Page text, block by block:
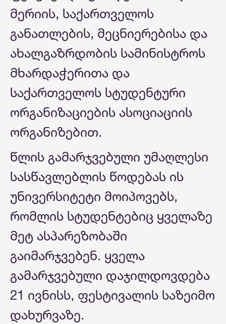
მერიის, საქართველოს
განათლების, მეცნიერებისა და
ახალგაზრდობის სამინისტროს
მხარდაჭერითა და
საქართველოს სტუდენტური
ორგანიზაციების ასოციაციის
ორგანიზებით.
წლის გამარჯვებული უმაღლესი
სასწავლებლის წოდებას ის
უნივერსიტეტი მოიპოვებს,
რომლის სტუდენტებიც ყველაზე
მეტ ასპარეზობაში
გაიმარჯვებენ. ყველა
გამარჯვებული დაჯილდოვდება
21 ივნისს, ფესტივალის საზეიმო
დახურვაზე.